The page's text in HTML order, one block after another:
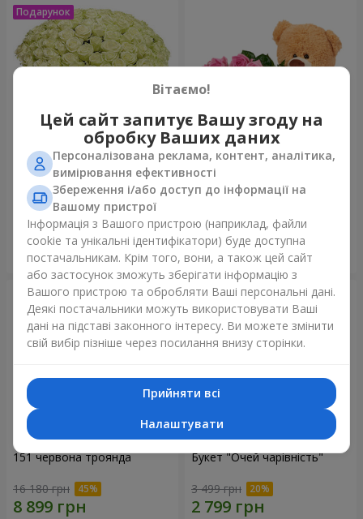
75 білих троянд
6 141 грн
Замовити
Ведмедик з букетом
Замовити
151 червона троянда
16 180 грн
Букет "Очей чарівність"
3 499 грн
Вітаємо!
Цей сайт запитує Вашу згоду на
обробку Ваших даних
Персоналізована реклама, контент, аналітика,
вимірювання ефективності
Збереження і/або доступ до інформації на
Вашому пристрої
Інформація з Вашого пристрою (наприклад, файли
cookie та унікальні ідентифікатори) буде доступна
постачальникам. Крім того, вони, а також цей сайт
або застосунок зможуть зберігати інформацію з
Вашого пристрою та обробляти Ваші персональні дані.
Деякі постачальники можуть використовувати Ваші
дані на підставі законного інтересу. Ви можете змінити
свій вибір пізніше через посилання внизу сторінки.
Прийняти всі
Налаштувати